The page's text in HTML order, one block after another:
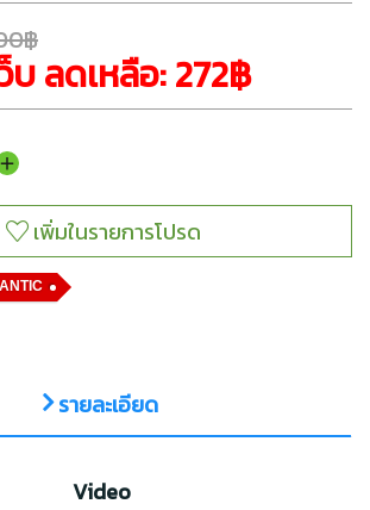
฿
บ ลดเหลือ: 272฿
รายละเอียด
Video